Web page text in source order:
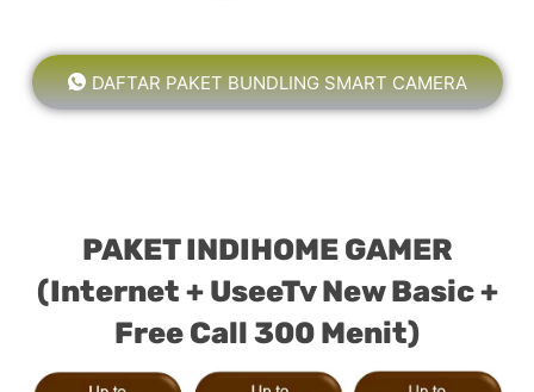
DAFTAR PAKET BUNDLING SMART CAMERA
PAKET INDIHOME GAMER
(Internet + UseeTv New Basic +
Free Call 300 Menit)